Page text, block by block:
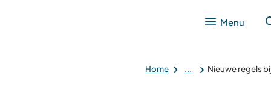
Menu
Home ... Nieuwe regels